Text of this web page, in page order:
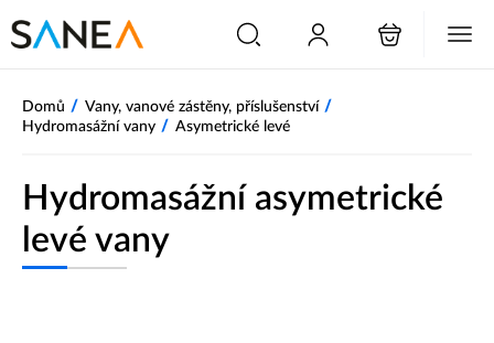
Domů / Vany, vanové zástěny, příslušenství /
Hydromasážní vany / Asymetrické levé
Hydromasážní asymetrické
levé vany